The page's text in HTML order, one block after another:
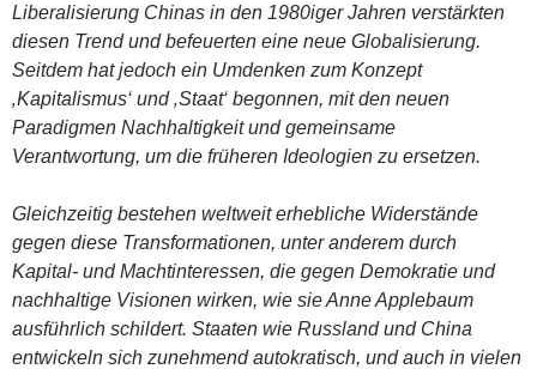
Liberalisierung Chinas in den 1980iger Jahren verstärkten
diesen Trend und befeuerten eine neue Globalisierung.
Seitdem hat jedoch ein Umdenken zum Konzept
‚Kapitalismus‘ und ‚Staat‘ begonnen, mit den neuen
Paradigmen Nachhaltigkeit und gemeinsame
Verantwortung, um die früheren Ideologien zu ersetzen.
Gleichzeitig bestehen weltweit erhebliche Widerstände
gegen diese Transformationen, unter anderem durch
Kapital- und Machtinteressen, die gegen Demokratie und
nachhaltige Visionen wirken, wie sie Anne Applebaum
ausführlich schildert. Staaten wie Russland und China
entwickeln sich zunehmend autokratisch, und auch in vielen